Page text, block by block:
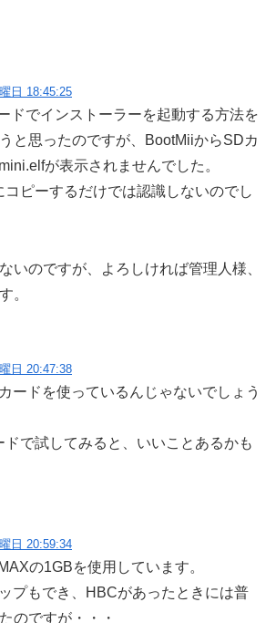
日 18:45:25
ドでインストーラーを起動する方法を
と思ったのですが、BootMiiからSDカ
が表示されませんでした。
ピーするだけでは認識しないのでし
いのですが、よろしければ管理人様、
。
日 20:47:38
ードを使っているんじゃないでしょう
で試してみると、いいことあるかも
日 20:59:34
の1GBを使用しています。
プもでき、HBCがあったときには普
のですが・・・